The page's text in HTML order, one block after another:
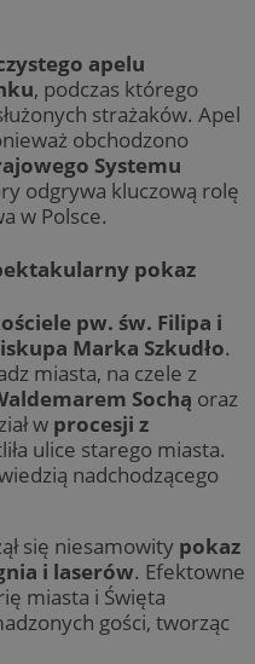
apelu
, podczas którego
strażaków. Apel
obchodzono
Systemu
odgrywa kluczową rolę
w Polsce.
pokaz
pw. św. Filipa i
Marka Szkudło.
miasta, na czele z
Sochą oraz
w procesji z
ulice starego miasta.
nadchodzącego
się niesamowity pokaz
i laserów. Efektowne
miasta i Święta
gości, tworząc